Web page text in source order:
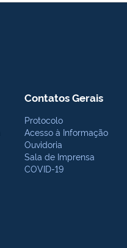
Contatos Gerais
Protocolo
Acesso à Informação
Ouvidoria
Sala de Imprensa
COVID-19